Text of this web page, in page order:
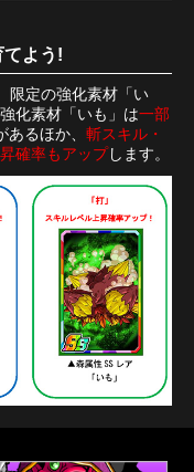
てよう!
限定の強化素材「い
化素材「いも」は一部
あるほか、 斬スキル・
確率もアップします。